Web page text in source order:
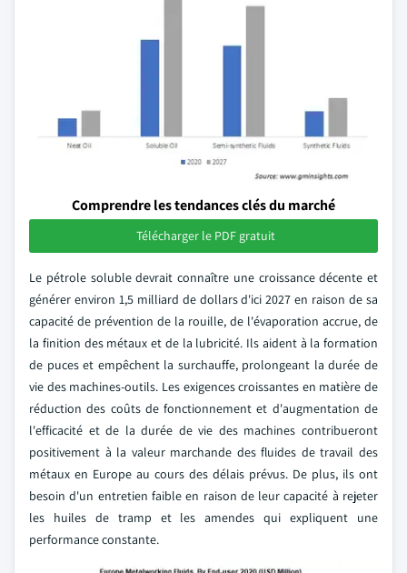
Comprendre les tendances clés du marché
Télécharger le PDF gratuit
Le pétrole soluble devrait connaître une croissance décente et
générer environ 1,5 milliard de dollars d'ici 2027 en raison de sa
capacité de prévention de la rouille, de l'évaporation accrue, de
la finition des métaux et de la lubricité. Ils aident à la formation
de puces et empêchent la surchauffe, prolongeant la durée de
vie des machines-outils. Les exigences croissantes en matière de
réduction des coûts de fonctionnement et d'augmentation de
l'efficacité et de la durée de vie des machines contribueront
positivement à la valeur marchande des fluides de travail des
métaux en Europe au cours des délais prévus. De plus, ils ont
besoin d'un entretien faible en raison de leur capacité à rejeter
les huiles de tramp et les amendes qui expliquent une
performance constante.